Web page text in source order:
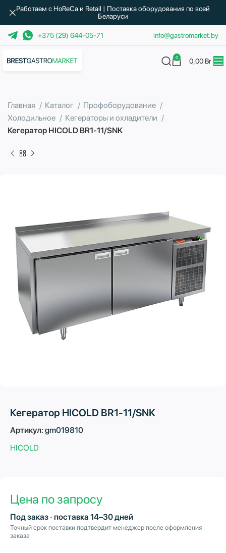
+375 (29) 644-05-71 info@gastromarket.by
0 0,00 Br
Главная Каталог
Профоборудование
Холодильное
Кегераторы и охладители
Кегератор HICOLD BR1-11/SNK
Кегератор HICOLD BR1-11/SNK
Артикул:gm019810
HICOLD
Цена по запросу
Под заказ · поставка 14–30 дней
Точный срок поставки подтвердит менеджер после оформления
заказа
Работаем с HoReCa и Retail | Поставка оборудования по всей
Беларуси